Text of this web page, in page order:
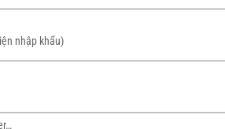
nhập khẩu)